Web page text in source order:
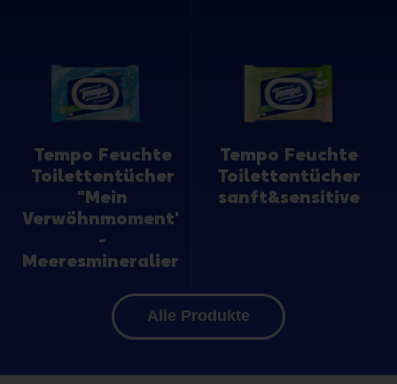
Tempo Feuchte
Toilettentücher
"Mein
Verwöhnmoment"
-
Meeresmineralien
Tempo Feuchte
Toilettentücher
sanft&sensitive
Alle Produkte